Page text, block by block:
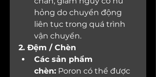
hỏng do chuyển động
liên tục trong quá trình
vận chuyển.
2. Đệm / Chèn
Các sản phẩm
chèn: Poron có thể được